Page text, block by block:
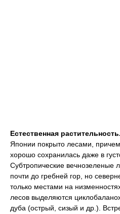
Естественная растительность.
Японии покрыто лесами, причем
хорошо сохранилась даже в
Субтропические вечнозеленые
почти до гребней гор, но
только местами на
лесов выделяются
дуба (острый, сизый и др.).